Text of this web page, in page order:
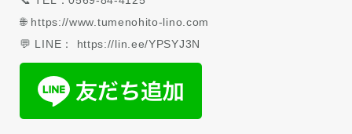
🌐 https://www.tumenohito-lino.com
💬 LINE： https://lin.ee/YPSYJ3N